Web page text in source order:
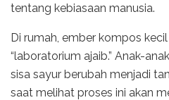
tentang kebiasaan manusia.
Di rumah, ember kompos
“laboratorium ajaib.” Anak-
sisa sayur berubah menjadi
saat melihat proses ini akan